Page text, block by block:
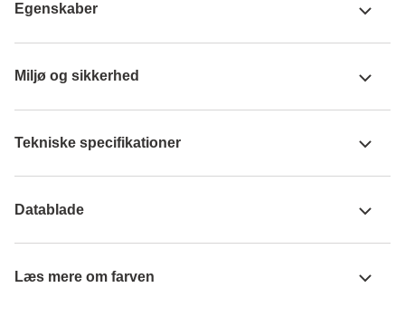
Egenskaber
Miljø og sikkerhed
Tekniske specifikationer
Datablade
Læs mere om farven